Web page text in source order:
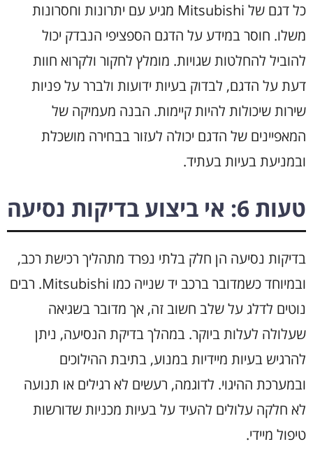
כל דגם של Mitsubishi מגיע עם יתרונות וחסרונות
משלו. חוסר במידע על הדגם הספציפי הנבדק יכול
להוביל להחלטות שגויות. מומלץ לחקור ולקרוא חוות
דעת על הדגם, לבדוק בעיות ידועות ולברר על פניות
שירות שיכולות להיות קיימות. הבנה מעמיקה של
המאפיינים של הדגם יכולה לעזור בבחירה מושכלת
ובמניעת בעיות בעתיד.
טעות 6: אי ביצוע בדיקות נסיעה
בדיקות נסיעה הן חלק בלתי נפרד מתהליך רכישת רכב,
ובמיוחד כשמדובר ברכב יד שנייה כמו Mitsubishi. רבים
נוטים לדלג על שלב חשוב זה, אך מדובר בשגיאה
שעלולה לעלות ביוקר. במהלך בדיקת הנסיעה, ניתן
להרגיש בעיות מיידיות במנוע, בתיבת ההילוכים
ובמערכת ההיגוי. לדוגמה, רעשים לא רגילים או תנועה
לא חלקה עלולים להעיד על בעיות מכניות שדורשות
טיפול מיידי.